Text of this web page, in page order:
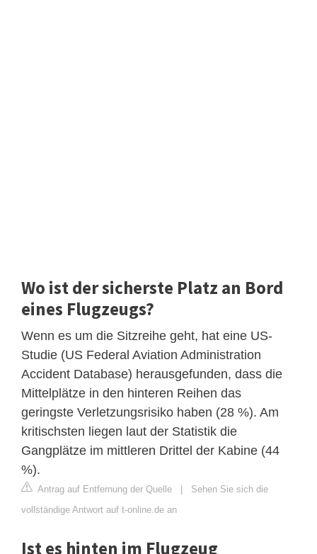
Wo ist der sicherste Platz an Bord
eines Flugzeugs?
Wenn es um die Sitzreihe geht, hat eine US-
Studie (US Federal Aviation Administration
Accident Database) herausgefunden, dass die
Mittelplätze in den hinteren Reihen das
geringste Verletzungsrisiko haben (28 %). Am
kritischsten liegen laut der Statistik die
Gangplätze im mittleren Drittel der Kabine (44
%).
Antrag auf Entfernung der Quelle | Sehen Sie sich die
vollständige Antwort auf t-online.de an
Ist es hinten im Flugzeug